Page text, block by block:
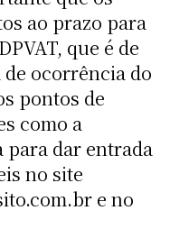
ao prazo para
que é de
ocorrência do
pontos de
como a
para dar entrada
no site
e no